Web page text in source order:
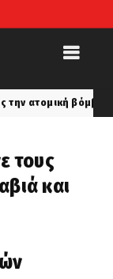
βόμβα και για λίγο
τους
και